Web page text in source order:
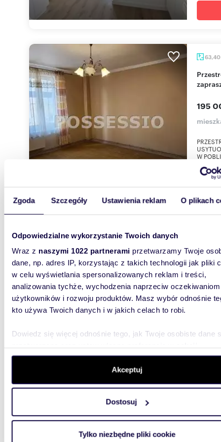
Zgoda Szczegóły Ustawienia reklam O plikach
Odpowiedzialne wykorzystanie Twoich danych
Wraz z naszymi 1022 partnerami przetwarzamy Twoje
dane, np. adres IP, korzystając z takich technologii jak pliki
w celu wyświetlania spersonalizowanych reklam i treści,
analizowania tychże, wychodzenia naprzeciw oczekiwaniom
użytkowników i rozwoju produktów. Masz wybór odnośnie
kto używa Twoich danych i w jakich celach to robi.
Dowiedz się więcej odnośnie tego, jak Twoje osobiste dane
szczegółów. W Deklaracji plików cookie możesz zmienić
wycofać swoją zgodę w dowolnej chwili.
aby oferować funkcje społecznościowe i analizować ruch w
witrynie. Informacje o tym, jak korzystasz z naszej witryny,
analitycznym. Partnerzy mogą połączyć te informacje z
Akceptuj
Dostosuj
Tylko niezbędne pliki cookie
63,40
Przestronne 2-pokojowe mieszkanie do remontu
195
W
Zapraszam do rozkładowego mieszkania 48 m² z
288
35m2